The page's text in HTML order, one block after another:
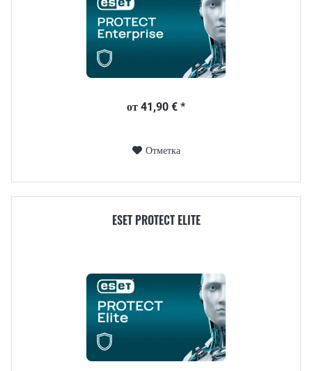
от 41,90 € *
Отметка
ESET PROTECT ELITE